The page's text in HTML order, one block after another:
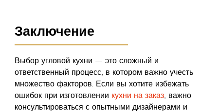
Заключение
Выбор угловой кухни — это сложный и
ответственный процесс, в котором важно учесть
множество факторов. Если вы хотите избежать
ошибок при изготовлении кухни на заказ , важно
консультироваться с опытными дизайнерами и